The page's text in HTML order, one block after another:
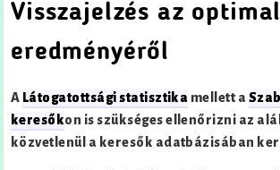
Visszajelzés az
eredményéről
A Látogatottsági statisztika mellett a
keresőkon is szükséges ellenőrizni az
közvetlenül a keresők adatbázisában